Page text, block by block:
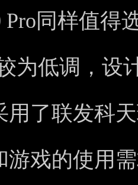
Pro同样值得
为低调，设
用了联发科
游戏的使用